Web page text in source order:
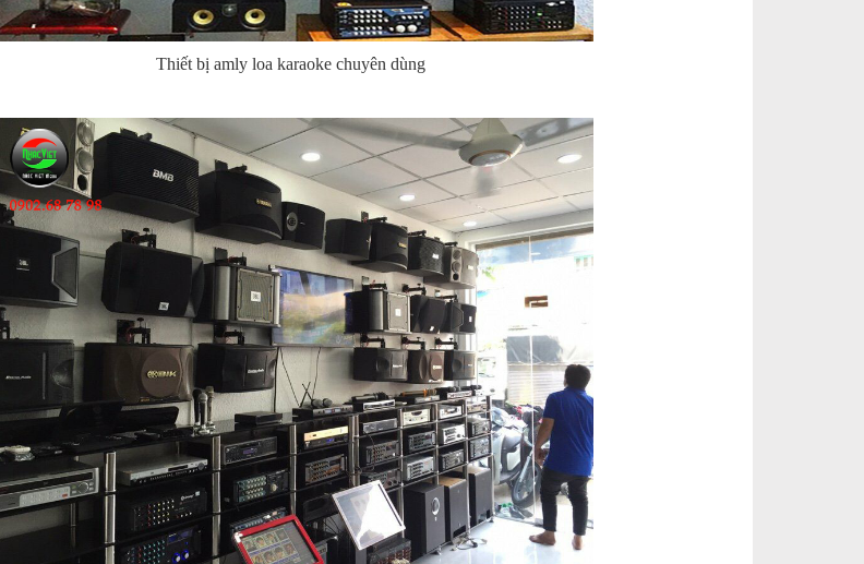
Thiết bị amly loa karaoke chuyên dùng